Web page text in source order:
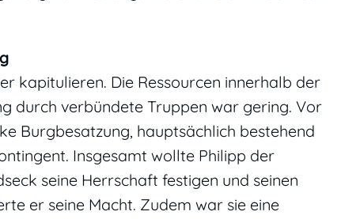
kapitulieren. Die Ressourcen innerhalb der
durch verbündete Truppen war gering. Vor
Burgbesatzung, hauptsächlich bestehend
Insgesamt wollte Philipp der
seine Herrschaft festigen und seinen
er seine Macht. Zudem war sie eine